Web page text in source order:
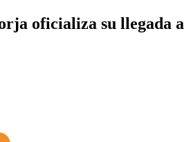
oficializa su llegada a